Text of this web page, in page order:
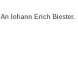
An Iohann Erich Biester.